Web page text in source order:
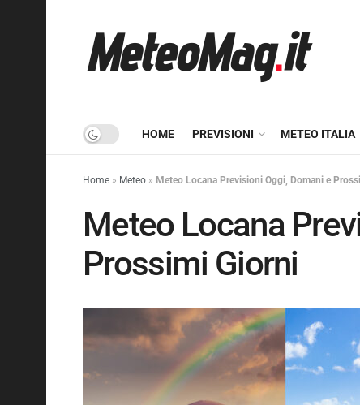
HOME PREVISIONI METEO ITALIA
Home » Meteo » Meteo Locana Previsioni Oggi, Domani e
Meteo Locana
Prossimi Giorni